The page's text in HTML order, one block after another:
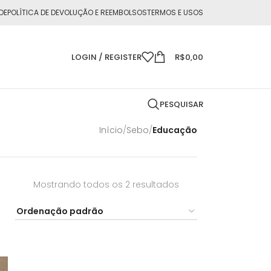
POLÍTICA DE DEVOLUÇÃO E REEMBOLSOSTERMOS E USOS
LOGIN / REGISTER R$0,00
PESQUISAR
Início/Sebo/Educação
Mostrando todos os 2 resultados